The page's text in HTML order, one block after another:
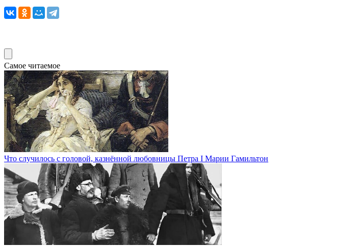
Самое читаемое
Что случилось с головой, казнённой любовницы Петра I Марии Гамильтон